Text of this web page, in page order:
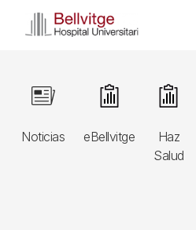
Navegació
principal
3r
Noticias
Image
eBellvitge
Image
Haz
Salud
Image